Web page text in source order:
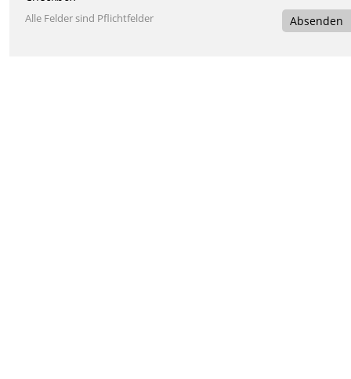
Alle Felder sind Pflichtfelder Absenden